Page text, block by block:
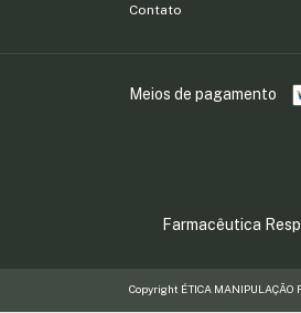
Contato
Meios de pagamento
Farmacêutica
Copyright ÉTICA MANIPULAÇÃO